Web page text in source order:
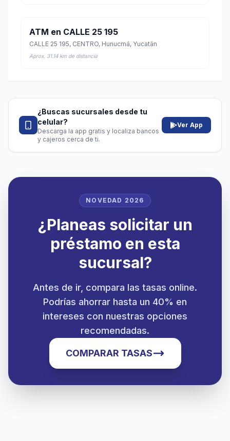
ATM en CALLE 25 195
CALLE 25 195, CENTRO, Hunucmá, Yucatán
Aprox. 31.14 km de distancia
¿Buscas sucursales desde tu
celular?
Descarga la app gratis y localiza bancos
y cajeros cerca de ti.
Ver App
NOVEDAD 2026
¿Planeas solicitar un
préstamo en esta
sucursal?
Antes de ir, compara las tasas online.
Podrías ahorrar hasta un 40% en
intereses con nuestras opciones
recomendadas.
COMPARAR TASAS